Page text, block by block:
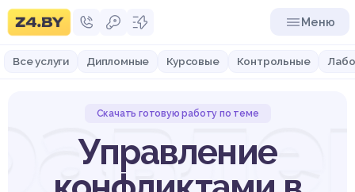
Меню
Все услуги Дипломные Курсовые Контрольные
Скачать готовую работу по теме
Управление